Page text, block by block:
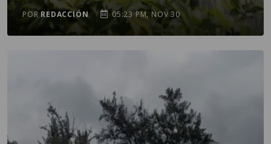
PORREDACCIÓN 05:23 PM, NOV 30